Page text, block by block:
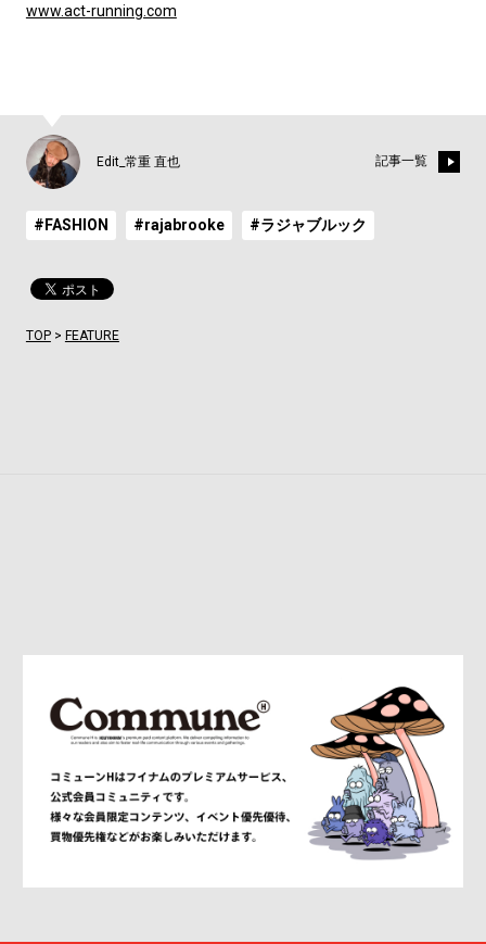
www.act-running.com
Edit_常重 直也 記事一覧
#FASHION #rajabrooke #ラジャブルック
TOP> FEATURE